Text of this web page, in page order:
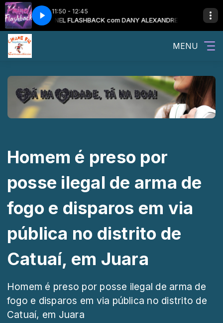
11:50 - 12:45
PAINEL FLASHBACK com DANY ALEXANDRE E O PAINEL
VOCEO MELHOR DDE VOCE com CAROL TORMENA E O MELHOR DE
MENU
Homem é preso por
posse ilegal de arma de
fogo e disparos em via
pública no distrito de
Catuaí, em Juara
Homem é preso por posse ilegal de arma de
fogo e disparos em via pública no distrito de
Catuaí, em Juara